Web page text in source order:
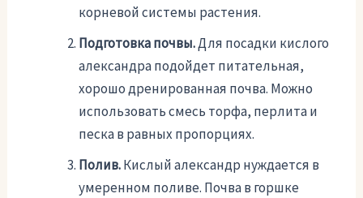
корневой системы растения.
Подготовка почвы.Для посадки кислого
александра подойдет питательная,
хорошо дренированная почва. Можно
использовать смесь торфа, перлита и
песка в равных пропорциях.
Полив.Кислый александр нуждается в
умеренном поливе. Почва в горшке